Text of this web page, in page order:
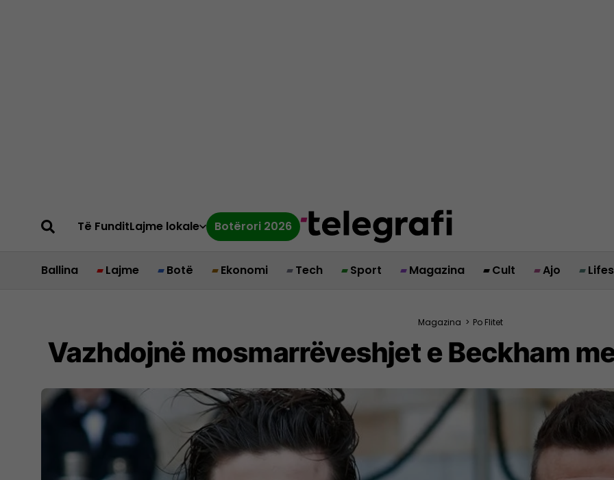
Të FunditLajme lokale Botërori 2026
Ballina Lajme Botë Ekonomi Tech Sport Magazina Cult Ajo
Magazina > Po Flitet
Vazhdojnë mosmarrëveshjet e Beckham